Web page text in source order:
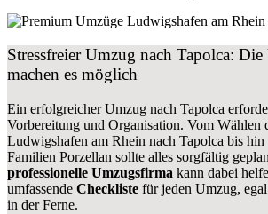
Stressfreier Umzug nach Tapolca:
machen es möglich
Ein erfolgreicher Umzug nach Tapolca
Vorbereitung und Organisation. Vom Wählen
Ludwigshafen am Rhein nach Tapolca bis hin
Familien Porzellan sollte alles sorgfältig
professionelle Umzugsfirma kann dabei
umfassende Checkliste für jeden Umzug,
in der Ferne.